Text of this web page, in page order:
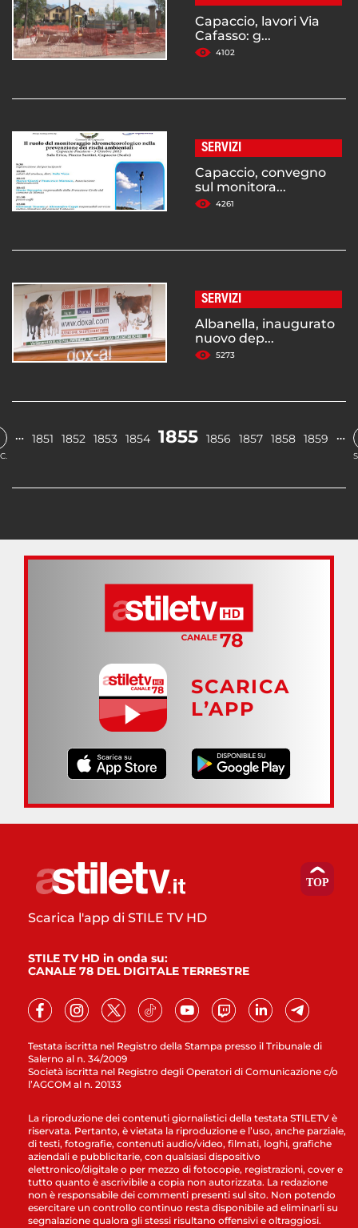
Capaccio, lavori Via
Cafasso: g...
4102
SERVIZI
Capaccio, convegno
sul monitora...
4261
SERVIZI
Albanella, inaugurato
nuovo dep...
5273
… 1851 1852 1853 1854 1855 1856 1857 1858 1859 …
SCARICA
L’APP
Testata iscritta nel Registro della Stampa presso il Tribunale di
Salerno al n. 34/2009
Società iscritta nel Registro degli Operatori di Comunicazione c/o
l’AGCOM al n. 20133
Scarica l'app di STILE TV HD
STILE TV HD in onda su:
CANALE 78 DEL DIGITALE TERRESTRE
La riproduzione dei contenuti giornalistici della testata STILETV è
riservata. Pertanto, è vietata la riproduzione e l’uso, anche parziale,
di testi, fotografie, contenuti audio/video, filmati, loghi, grafiche
aziendali e pubblicitarie, con qualsiasi dispositivo
elettronico/digitale o per mezzo di fotocopie, registrazioni, cover e
tutto quanto è ascrivibile a copia non autorizzata. La redazione
non è responsabile dei commenti presenti sul sito. Non potendo
esercitare un controllo continuo resta disponibile ad eliminarli su
segnalazione qualora gli stessi risultano offensivi e oltraggiosi.